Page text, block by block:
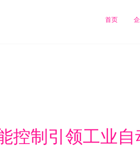
首页
控制引领工业